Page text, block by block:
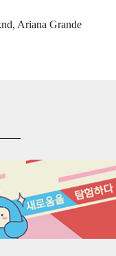
Ariana Grande